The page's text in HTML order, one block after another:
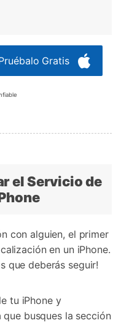
Gratis
el Servicio de
con alguien, el primer
en un iPhone.
que deberás seguir!
tu iPhone y
busques la sección